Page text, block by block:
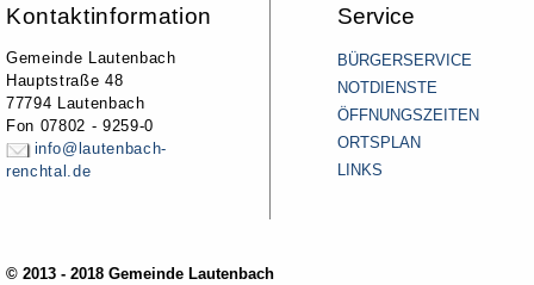
Kontaktinformation
Gemeinde Lautenbach
Hauptstraße 48
77794 Lautenbach
Fon 07802 - 9259-0
info@lautenbach-
renchtal.de
Service
BÜRGERSERVICE
NOTDIENSTE
ÖFFNUNGSZEITEN
ORTSPLAN
LINKS
© 2013 - 2018 Gemeinde Lautenbach